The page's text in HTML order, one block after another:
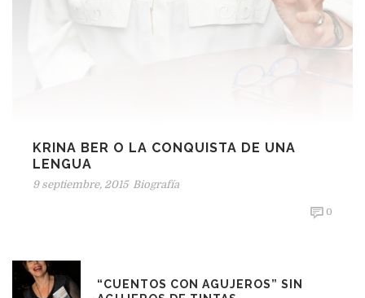
KRINA BER O LA CONQUISTA DE UNA
LENGUA
9 septiembre, 2015 Biografía
0
“CUENTOS CON AGUJEROS” SIN